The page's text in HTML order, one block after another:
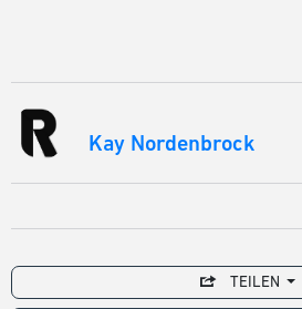
Kay Nordenbrock
TEILEN